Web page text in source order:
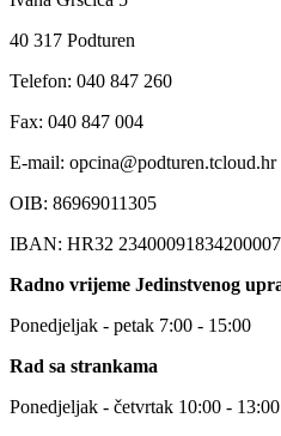
40 317 Podturen
Telefon: 040 847 260
Fax: 040 847 004
E-mail: opcina@podturen.tcloud.hr
OIB: 86969011305
IBAN: HR32 23400091834200007
Radno vrijeme Jedinstvenog
Ponedjeljak - petak 7:00 - 15:00
Rad sa strankama
Ponedjeljak - četvrtak 10:00 - 13:00